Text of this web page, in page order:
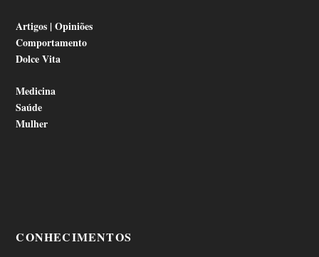
Artigos | Opiniões
Comportamento
Dolce Vita
Medicina
Saúde
Mulher
CONHECIMENTOS